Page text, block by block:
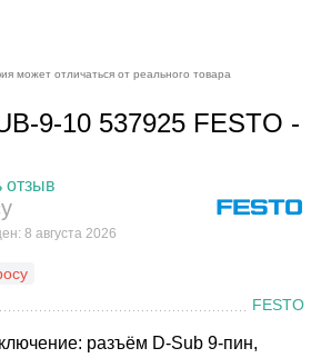
может отличаться от реального товара
9-10 537925 FESTO -
отзыв
8 августа 2026
FESTO
разъём D-Sub 9-пин,